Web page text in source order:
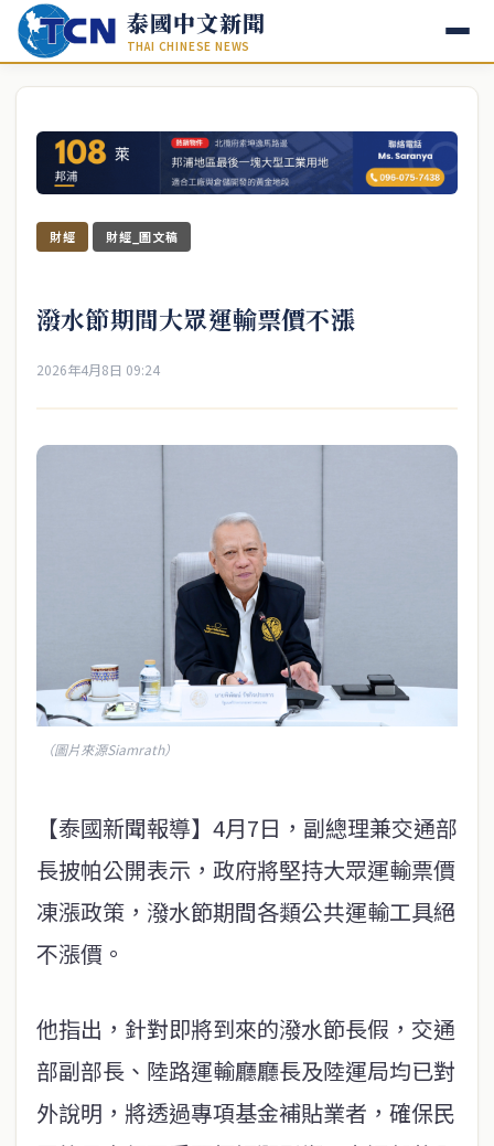
泰國中文新聞
THAI CHINESE NEWS
財經 財經_圖文稿
潑水節期間大眾運輸票價不漲
2026年4月8日 09:24
（圖片來源Siamrath）
【泰國新聞報導】4月7日，副總理兼交通部
長披帕公開表示，政府將堅持大眾運輸票價
凍漲政策，潑水節期間各類公共運輸工具絕
不漲價。
他指出，針對即將到來的潑水節長假，交通
部副部長、陸路運輸廳廳長及陸運局均已對
外說明，將透過專項基金補貼業者，確保民